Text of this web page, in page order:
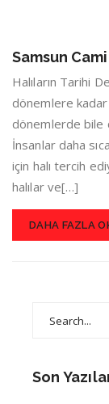
Samsun Cami
Halıların Tarihi
dönemlere kadar
dönemlerde bile
İnsanlar daha
için halı tercih
halılar ve[…]
DAHA FAZLA
Son